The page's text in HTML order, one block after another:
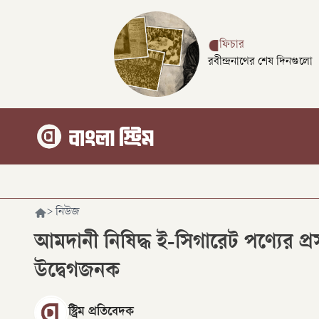
ফিচার
রবীন্দ্রনাথের শেষ দিনগুলো
> নিউজ
আমদানী নিষিদ্ধ ই-সিগারেট পণ্যের
উদ্বেগজনক
স্ট্রিম প্রতিবেদক